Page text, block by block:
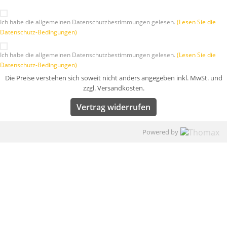
Ich habe die allgemeinen Datenschutzbestimmungen gelesen. (Lesen Sie die
Datenschutz-Bedingungen)
Ich habe die allgemeinen Datenschutzbestimmungen gelesen. (Lesen Sie die
Datenschutz-Bedingungen)
Die Preise verstehen sich soweit nicht anders angegeben inkl. MwSt. und
zzgl. Versandkosten.
Vertrag widerrufen
Powered by